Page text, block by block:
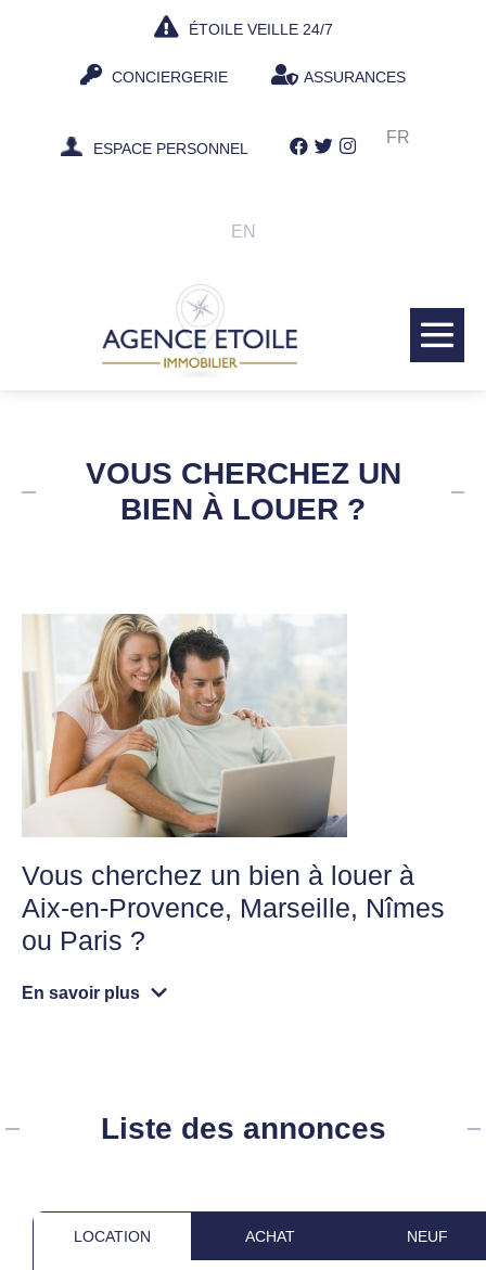
ÉTOILE VEILLE 24/7
CONCIERGERIE ASSURANCES
ESPACE PERSONNEL
FR
EN
VOUS CHERCHEZ UN
BIEN À LOUER ?
Vous cherchez un bien à louer à
Aix-en-Provence, Marseille, Nîmes
ou Paris ?
En savoir plus
Liste des annonces
LOCATION ACHAT NEUF